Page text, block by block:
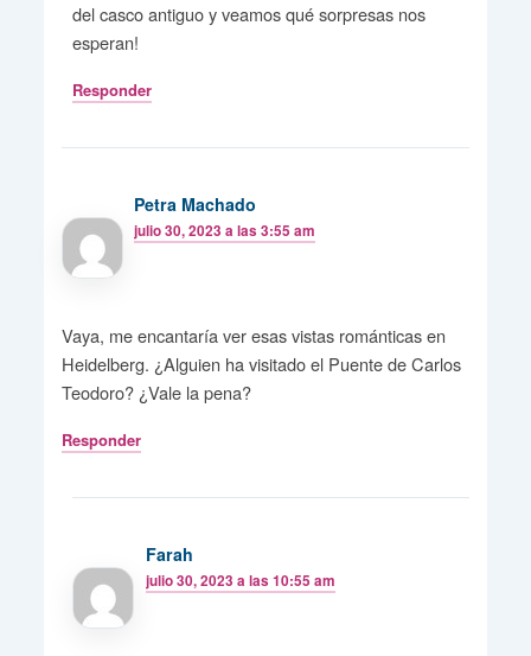
del casco antiguo y veamos qué sorpresas nos
esperan!
Responder
Petra Machado
julio 30, 2023 a las 3:55 am
Vaya, me encantaría ver esas vistas románticas en
Heidelberg. ¿Alguien ha visitado el Puente de Carlos
Teodoro? ¿Vale la pena?
Responder
Farah
julio 30, 2023 a las 10:55 am